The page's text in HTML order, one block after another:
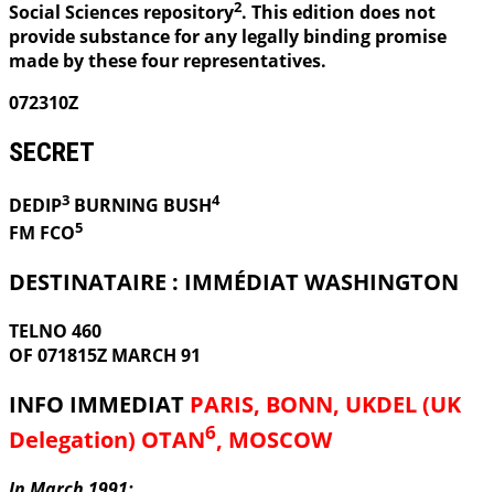
Social Sciences repository2. This edition does not
provide substance for any legally binding promise
made by these four representatives.
072310Z
SECRET
DEDIP3 BURNING BUSH4
FM FCO5
DESTINATAIRE : IMMÉDIAT WASHINGTON
TELNO 460
OF 071815Z MARCH 91
INFO IMMEDIAT PARIS, BONN, UKDEL (UK
Delegation) OTAN6, MOSCOW